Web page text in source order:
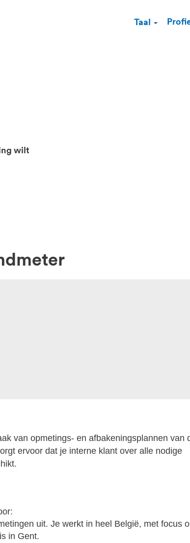
Taal
wilt
van opmetings- en afbakeningsplannen van
ervoor dat je interne klant over alle nodige
uit. Je werkt in heel België, met focus
in Gent.